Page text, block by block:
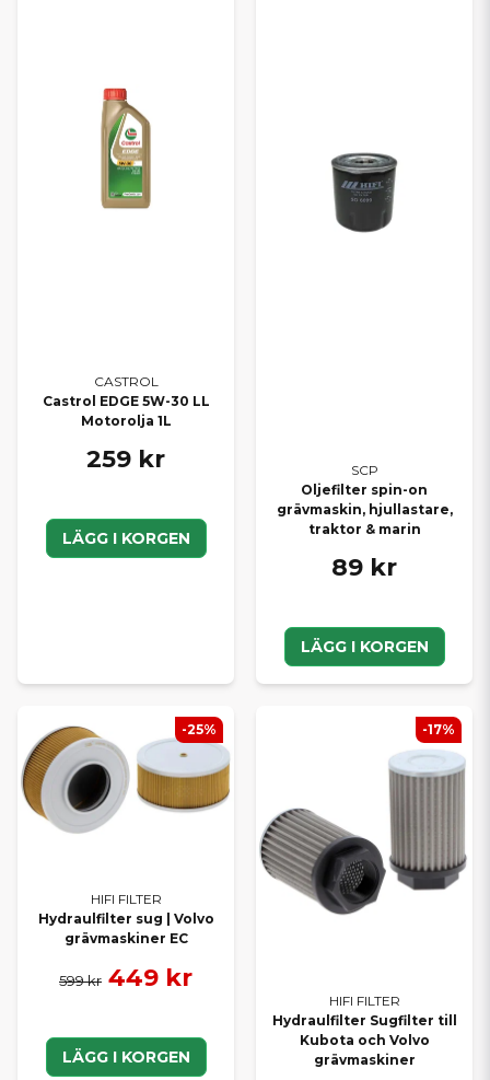
CASTROL
Castrol EDGE 5W-30 LL
Motorolja 1L
259 kr
LÄGG I KORGEN
SCP
Oljefilter spin-on
grävmaskin, hjullastare,
traktor & marin
89 kr
LÄGG I KORGEN
HIFI FILTER
Hydraulfilter sug | Volvo
grävmaskiner EC
599 kr 449 kr
LÄGG I KORGEN
-25%
HIFI FILTER
Hydraulfilter Sugfilter till
Kubota och Volvo
grävmaskiner
-17%